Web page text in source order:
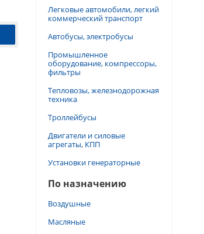
Легковые автомобили, легкий
коммерческий транспорт
Автобусы, электробусы
Промышленное
оборудование, компрессоры,
фильтры
Тепловозы, железнодорожная
техника
Троллейбусы
Двигатели и силовые
агрегаты, КПП
Установки генераторные
По назначению
Воздушные
Масляные